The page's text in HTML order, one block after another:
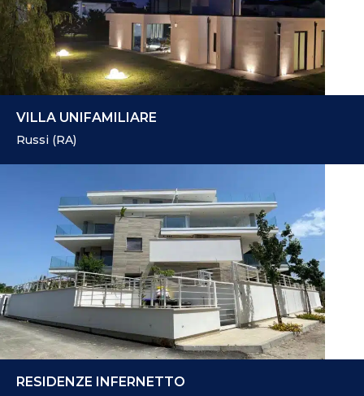
VILLA UNIFAMILIARE
Russi (RA)
RESIDENZE INFERNETTO